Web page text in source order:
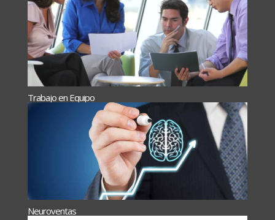
Trabajo en Equipo
Neuroventas